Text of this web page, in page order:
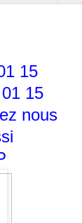
15
15
nous